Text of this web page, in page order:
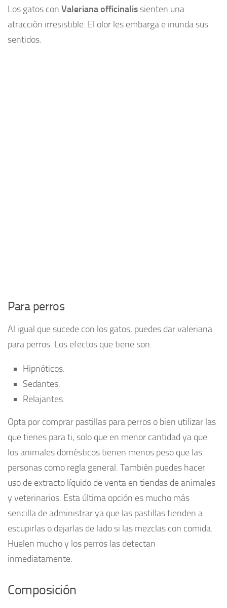
Los gatos con Valeriana officinalis sienten una
atracción irresistible. El olor les embarga e inunda sus
sentidos.
Para perros
Al igual que sucede con los gatos, puedes dar valeriana
para perros. Los efectos que tiene son:
Hipnóticos.
Sedantes.
Relajantes.
Opta por comprar pastillas para perros o bien utilizar las
que tienes para ti, solo que en menor cantidad ya que
los animales domésticos tienen menos peso que las
personas como regla general. También puedes hacer
uso de extracto líquido de venta en tiendas de animales
y veterinarios. Esta última opción es mucho más
sencilla de administrar ya que las pastillas tienden a
escupirlas o dejarlas de lado si las mezclas con comida.
Huelen mucho y los perros las detectan
inmediatamente.
Composición